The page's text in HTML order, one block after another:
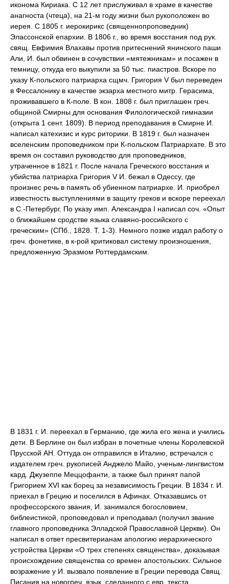
иконома Кириака. С 12 лет прислуживал в храме в качестве
анагноста (чтеца), на 21-м году жизни был рукоположен во
иерея. С 1805 г. иерокирикс (священнопроповедник)
Элассонской епархии. В 1806 г., во время восстания под рук.
свящ. Евфимия Влахавы против притеснений янинского паши
Али, И. был обвинен в сочувствии «мятежникам» и посажен в
темницу, откуда его выкупили за 50 тыс. пиастров. Вскоре по
указу К-польского патриарха сщмч. Григория V был переведен
в Фессалонику в качестве экзарха местного митр. Герасима,
проживавшего в К-поле. В кон. 1808 г. был приглашен греч.
общиной Смирны для основания Филологической гимназии
(открыта 1 сент. 1809). В период преподавания в Смирне И.
написал катехизис и курс риторики. В 1819 г. был назначен
вселенским проповедником при К-польском Патриархате. В это
время он составил руководство для проповедников,
утраченное в 1821 г. После начала Греческого восстания и
убийства патриарха Григория V И. бежал в Одессу, где
произнес речь в память об убиенном патриархе. И. приобрел
известность выступлениями в защиту греков и вскоре переехал
в С.-Петербург. По указу имп. Александра I написал соч. «Опыт
о ближайшем сродстве языка славяно-российского с
греческим» (СПб., 1828. Т. 1-3). Немного позже издал работу о
греч. фонетике, в к-рой критиковал систему произношения,
предложенную Эразмом Роттердамским.
В 1831 г. И. переехал в Германию, где жила его жена и учились
дети. В Берлине он был избран в почетные члены Королевской
Прусской АН. Оттуда он отправился в Италию, встречался с
издателем греч. рукописей Анджело Майо, ученым-лингвистом
кард. Джузеппе Меццофанти, а также был принят папой
Григорием XVI как борец за независимость Греции. В 1834 г. И.
приехал в Грецию и поселился в Афинах. Отказавшись от
профессорского звания, И. занимался богословием,
библеистикой, проповедовал и преподавал (получил звание
главного проповедника Элладской Православной Церкви). Он
написал в ответ пресвитерианам апологию иерархического
устройства Церкви «О трех степенях священства», доказывая
происхождение священства со времен апостольских. Сильное
возражение у И. вызвало появление в Греции перевода Свящ.
Писания на новогреч. язык, сделанного с евр. текста